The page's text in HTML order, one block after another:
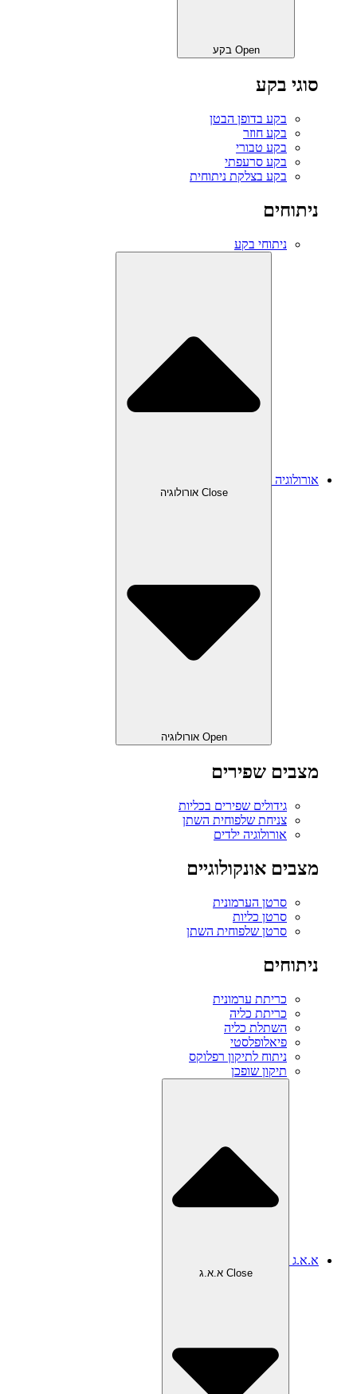
Open בקע
סוגי בקע
בקע בדופן הבטן
בקע חוזר
בקע טבורי
בקע סרעפתי
בקע בצלקת ניתוחית
ניתוחים
ניתוחי בקע
אורולוגיה
Close אורולוגיה
Open אורולוגיה
מצבים שפירים
גידולים שפירים בכליות
צניחת שלפוחית השתן
אורולוגיה ילדים
מצבים אונקולוגיים
סרטן הערמונית
סרטן כליות
סרטן שלפוחית השתן
ניתוחים
כריתת ערמונית
כריתת כליה
השתלת כליה
פיאלופלסטי
ניתוח לתיקון רפלוקס
תיקון שופכן
א.א.ג
Close א.א.ג